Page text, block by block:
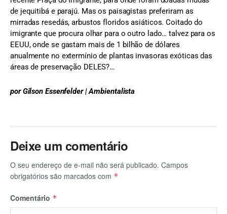
de jequitibá e parajú. Mas os paisagistas preferiram as
mirradas resedás, arbustos floridos asiáticos. Coitado do
imigrante que procura olhar para o outro lado… talvez para os
EEUU, onde se gastam mais de 1 bilhão de dólares
anualmente no extermínio de plantas invasoras exóticas das
áreas de preservação DELES?…
por Gilson Essenfelder | Ambientalista
Deixe um comentário
O seu endereço de e-mail não será publicado. Campos
obrigatórios são marcados com *
Comentário *